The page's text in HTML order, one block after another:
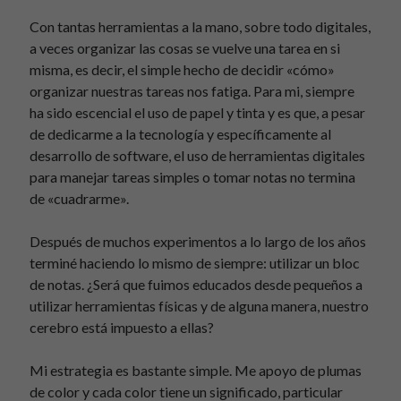
Este blog está dedicado a temas de interés personal y no representan la
posición demi empleador
Categorías
Categorías
Buscar:
Buscar
Con tantas herramientas a la mano, sobre todo digitales,
a veces organizar las cosas se vuelve una tarea en si
misma, es decir, el simple hecho de decidir «cómo»
organizar nuestras tareas nos fatiga. Para mi, siempre
ha sido escencial el uso de papel y tinta y es que, a pesar
de dedicarme a la tecnología y específicamente al
desarrollo de software, el uso de herramientas digitales
para manejar tareas simples o tomar notas no termina
de «cuadrarme».
Después de muchos experimentos a lo largo de los años
terminé haciendo lo mismo de siempre: utilizar un bloc
de notas. ¿Será que fuimos educados desde pequeños a
utilizar herramientas físicas y de alguna manera, nuestro
cerebro está impuesto a ellas?
Mi estrategia es bastante simple. Me apoyo de plumas
de color y cada color tiene un significado, particular